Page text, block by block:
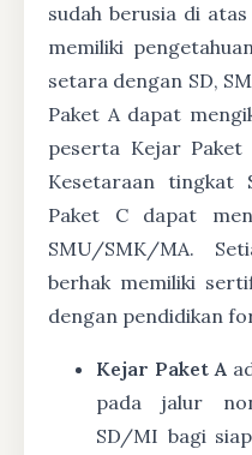
sudah berusia di
memiliki
setara dengan SD,
Paket A dapat
peserta Kejar
Kesetaraan tingkat
Paket C dapat
SMU/SMK/MA.
berhak memiliki
dengan pendidikan
Kejar Paket A
pada jalur
SD/MI bagi